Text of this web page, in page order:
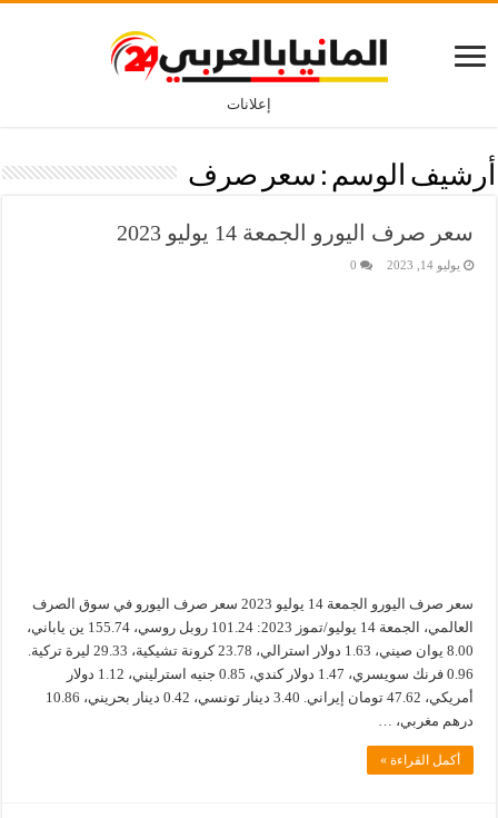
إعلانات
أرشيف الوسم : سعر صرف
سعر صرف اليورو الجمعة 14 يوليو 2023
يوليو 14, 2023 0
سعر صرف اليورو الجمعة 14 يوليو 2023 سعر صرف اليورو في سوق الصرف
العالمي، الجمعة 14 يوليو/تموز 2023: 101.24 روبل روسي، 155.74 ين ياباني،
8.00 يوان صيني، 1.63 دولار استرالي، 23.78 كرونة تشيكية، 29.33 ليرة تركية.
0.96 فرنك سويسري، 1.47 دولار كندي، 0.85 جنيه استرليني، 1.12 دولار
أمريكي، 47.62 تومان إيراني. 3.40 دينار تونسي، 0.42 دينار بحريني، 10.86
درهم مغربي، …
أكمل القراءة »